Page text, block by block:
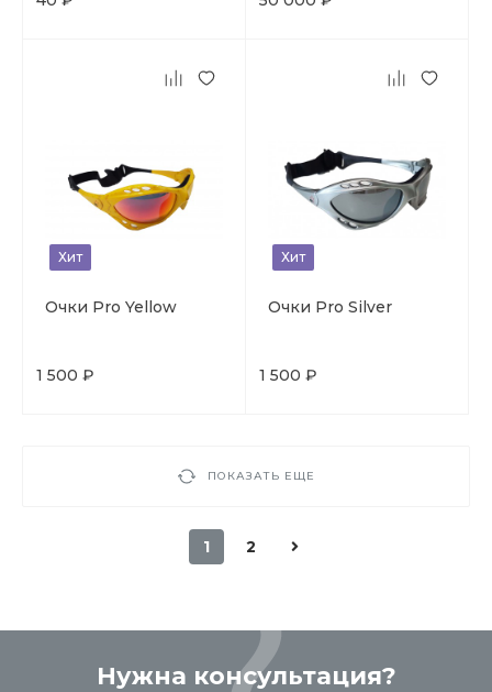
Хит
Очки Pro Yellow
1 500 ₽
Хит
Очки Pro Silver
1 500 ₽
ПОКАЗАТЬ ЕЩЕ
1 2
Нужна консультация?